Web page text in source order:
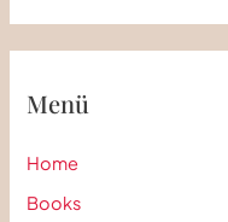
Menü
Home
Books